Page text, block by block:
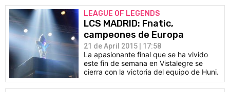
LEAGUE OF LEGENDS
LCS MADRID: Fnatic,
campeones de Europa
21 de April 2015 | 17:58
La apasionante final que se ha vivido
este fin de semana en Vistalegre se
cierra con la victoria del equipo de Huni.